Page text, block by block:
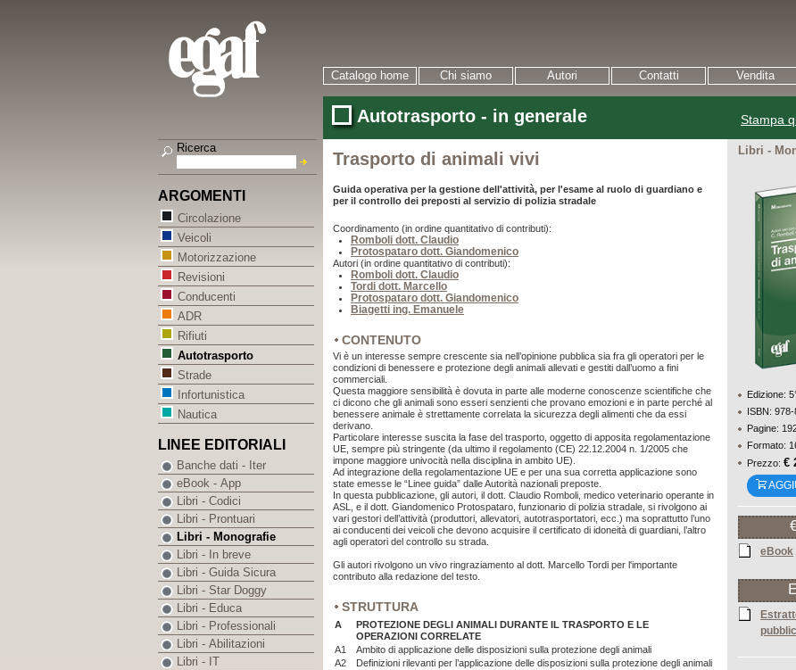
Catalogo home Chi siamo Autori Contatti Vendita
Autotrasporto - in generale Stampa
Trasporto di animali vivi
Guida operativa per la gestione dell'attività, per l'esame al ruolo di guardiano e
per il controllo dei preposti al servizio di polizia stradale
Coordinamento (in ordine quantitativo di contributi):
Romboli dott. Claudio
Protospataro dott. Giandomenico
Autori (in ordine quantitativo di contributi):
Romboli dott. Claudio
Tordi dott. Marcello
Protospataro dott. Giandomenico
Biagetti ing. Emanuele
CONTENUTO
Vi è un interesse sempre crescente sia nell’opinione pubblica sia fra gli operatori per le
condizioni di benessere e protezione degli animali allevati e gestiti dall’uomo a fini
commerciali.
Questa maggiore sensibilità è dovuta in parte alle moderne conoscenze scientifiche che
ci dicono che gli animali sono esseri senzienti che provano emozioni e in parte perché al
benessere animale è strettamente correlata la sicurezza degli alimenti che da essi
derivano.
Particolare interesse suscita la fase del trasporto, oggetto di apposita regolamentazione
UE, sempre più stringente (da ultimo il regolamento (CE) 22.12.2004 n. 1/2005 che
impone maggiore univocità nella disciplina in ambito UE).
Ad integrazione della regolamentazione UE e per una sua corretta applicazione sono
state emesse le “Linee guida” dalle Autorità nazionali preposte.
In questa pubblicazione, gli autori, il dott. Claudio Romboli, medico veterinario operante in
ASL, e il dott. Giandomenico Protospataro, funzionario di polizia stradale, si rivolgono ai
vari gestori dell’attività (produttori, allevatori, autotrasportatori, ecc.) ma soprattutto l’uno
ai conducenti dei veicoli che devono acquisire il certificato di idoneità di guardiani, l’altro
agli operatori del controllo su strada.
Gli autori rivolgono un vivo ringraziamento al dott. Marcello Tordi per l'importante
contributo alla redazione del testo.
STRUTTURA
A
PROTEZIONE DEGLI ANIMALI DURANTE IL TRASPORTO E LE
OPERAZIONI CORRELATE
A1
Ambito di applicazione delle disposizioni sulla protezione degli animali
A2
Definizioni rilevanti per l’applicazione delle disposizioni sulla protezione degli animali
Libri -
Edizione:
ISBN:
Pagine:
Formato:
Prezzo: €
eBook
Ricerca
ARGOMENTI
Circolazione
Veicoli
Motorizzazione
Revisioni
Conducenti
ADR
Rifiuti
Autotrasporto
Strade
Infortunistica
Nautica
LINEE EDITORIALI
Banche dati - Iter
eBook - App
Libri - Codici
Libri - Prontuari
Libri - Monografie
Libri - In breve
Libri - Guida Sicura
Libri - Star Doggy
Libri - Educa
Libri - Professionali
Libri - Abilitazioni
Libri - IT